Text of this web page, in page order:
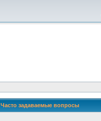
Часто задаваемые вопросы